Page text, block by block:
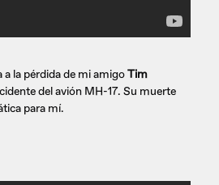
a la pérdida de mi amigoTim
del avión MH-17. Su muerte
para mí.